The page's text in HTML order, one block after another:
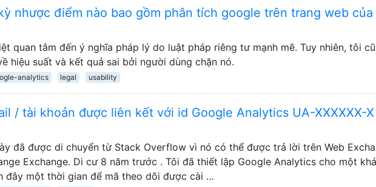
nhược điểm nào bao gồm phân tích google trên trang web của
quan tâm đến ý nghĩa pháp lý do luật pháp riêng tư mạnh mẽ. Tuy nhiên, tôi
hiệu suất và kết quả sai bởi người dùng chặn nó.
analytics legal usability
/ tài khoản được liên kết với id Google Analytics UA-XXXXXX-X
đã được di chuyển từ Stack Overflow vì nó có thể được trả lời trên Web
Exchange. Di cư 8 năm trước . Tôi đã thiết lập Google Analytics cho một
đây một thời gian để mã theo dõi được cài …